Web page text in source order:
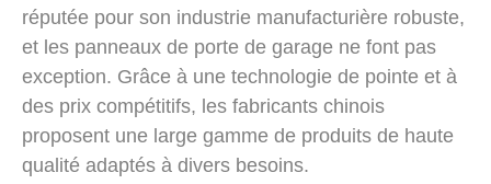
réputée pour son industrie manufacturière robuste,
et les panneaux de porte de garage ne font pas
exception. Grâce à une technologie de pointe et à
des prix compétitifs, les fabricants chinois
proposent une large gamme de produits de haute
qualité adaptés à divers besoins.